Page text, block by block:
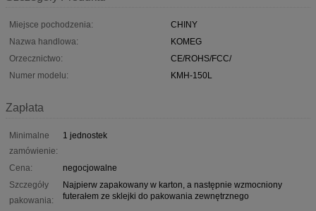
Miejsce pochodzenia:
CHINY
Nazwa handlowa:
KOMEG
Orzecznictwo:
CE/ROHS/FCC/
Numer modelu:
KMH-150L
Zapłata
Minimalne
zamówienie:
1 jednostek
Cena:
negocjowalne
Szczegóły
pakowania:
Najpierw zapakowany w karton, a następnie wzmocniony
futerałem ze sklejki do pakowania zewnętrznego